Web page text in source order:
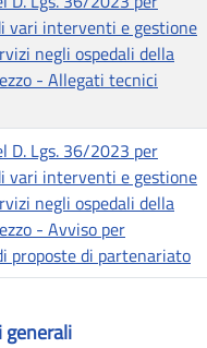
generali
vari interventi e gestione
negli ospedali della
- Allegati tecnici
D. Lgs. 36/2023 per
vari interventi e gestione
negli ospedali della
- Avviso per
proposte di partenariato